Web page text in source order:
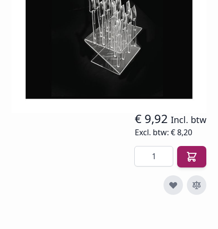
BELL-COL-POP-16
€ 9,92 Incl. btw
Excl. btw: € 8,20
Aantal